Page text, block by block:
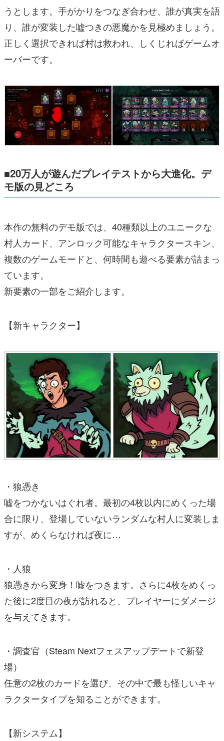
うとします。手がかりをつなぎ合わせ、誰が真実を語
り、誰が変装した嘘つきの悪魔かを見極めましょう。
正しく選択できれば村は救われ、しくじればゲームオ
ーバーです。
■20万人が遊んだプレイテストから大進化。デ
モ版の見どころ
本作の無料のデモ版では、40種類以上のユニークな
村人カード、アンロック可能なキャラクタースキン、
複数のゲームモードと、何時間も遊べる要素が詰まっ
ています。
新要素の一部をご紹介します。
【新キャラクター】
・狼憑き
嘘をつかないはぐれ者。最初の4枚以内にめくった場
合に限り、登場していないランダムな村人に変装しま
すが、めくらなければ夜に…
・人狼
狼憑きから変身！嘘をつきます。さらに4枚をめくっ
た後に2度目の夜が訪れると、プレイヤーにダメージ
を与えてきます。
・調査官（Steam Nextフェスアップデートで新登
場）
任意の2枚のカードを選び、その中で最も怪しいキャ
ラクタータイプを知ることができます。
【新システム】